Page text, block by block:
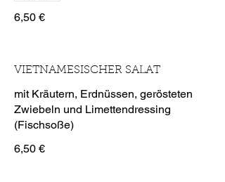
6,50 €
VIETNAMESISCHER SALAT
mit Kräutern, Erdnüssen, gerösteten
Zwiebeln und Limettendressing
(Fischsoße)
6,50 €